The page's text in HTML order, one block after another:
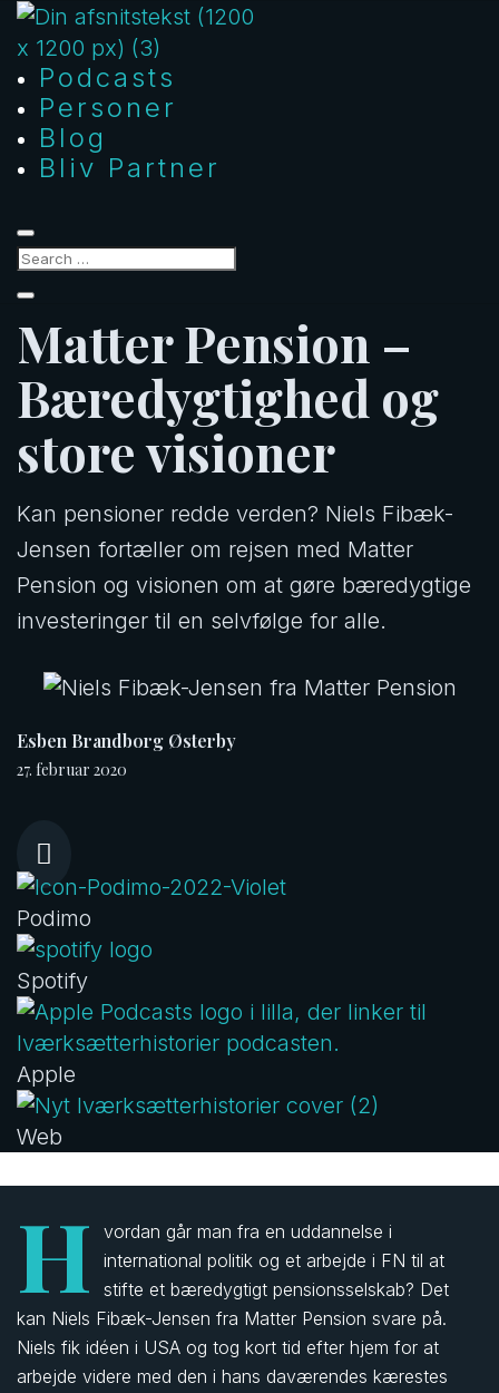
Podcasts
Personer
Blog
Bliv Partner
Matter Pension –
Bæredygtighed og
store visioner
Kan pensioner redde verden? Niels Fibæk-
Jensen fortæller om rejsen med Matter
Pension og visionen om at gøre bæredygtige
investeringer til en selvfølge for alle.
Esben Brandborg Østerby
27. februar 2020

Podimo
Spotify
Apple
Web
H
vordan går man fra en uddannelse i
international politik og et arbejde i FN til at
stifte et bæredygtigt pensionsselskab? Det
kan Niels Fibæk-Jensen fra Matter Pension svare på.
Niels fik idéen i USA og tog kort tid efter hjem for at
arbejde videre med den i hans daværendes kærestes